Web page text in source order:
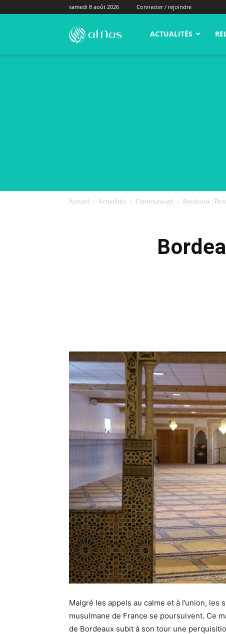
samedi 8 août 2026 Connecter / rejoindre
alNas.fr ACTUALITÉS
Accueil Actualités Communauté Bordeaux :
Malgré les appels au calme et à l’union, les
musulmane de France se poursuivent. Ce
de Bordeaux subit à son tour une